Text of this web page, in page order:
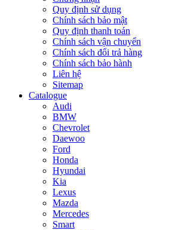
Quy định sử dụng
Chính sách bảo mật
Quy định thanh toán
Chính sách vận chuyển
Chính sách đổi trả hàng
Chính sách bảo hành
Liên hệ
Sitemap
Catalogue
Audi
BMW
Chevrolet
Daewoo
Ford
Honda
Hyundai
Kia
Lexus
Mazda
Mercedes
Smart